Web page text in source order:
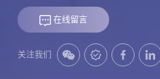
在线留言
关注我们